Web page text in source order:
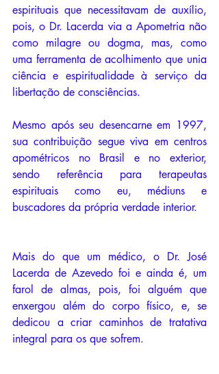
espirituais que necessitavam de auxílio,
pois, o Dr. Lacerda via a Apometria não
como milagre ou dogma, mas, como
uma ferramenta de acolhimento que unia
ciência e espiritualidade à serviço da
libertação de consciências.
Mesmo após seu desencarne em 1997,
sua contribuição segue viva em centros
apométricos no Brasil e no exterior,
sendo referência para terapeutas
espirituais como eu, médiuns e
buscadores da própria verdade interior.
Mais do que um médico, o Dr. José
Lacerda de Azevedo foi e ainda é, um
farol de almas, pois, foi alguém que
enxergou além do corpo físico, e, se
dedicou a criar caminhos de tratativa
integral para os que sofrem.